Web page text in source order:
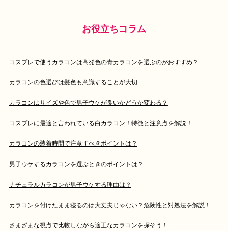
お役立ちコラム
コスプレで使うカラコンは高発色の青カラコンを選ぶのがおすすめ？
カラコンの色選びは髪色も意識することが大切
カラコンはサイズや色で男子ウケが良いかどうか変わる？
コスプレに最適と言われている白カラコン！特徴と注意点を解説！
カラコンの装着時間で注意すべきポイントは？
男子ウケするカラコンを選ぶときのポイントは？
ナチュラルカラコンが男子ウケする理由は？
カラコンを付けたまま寝るのは大丈夫じゃない？危険性と対処法を解説！
さまざまな視点で比較しながら適正なカラコンを探そう！